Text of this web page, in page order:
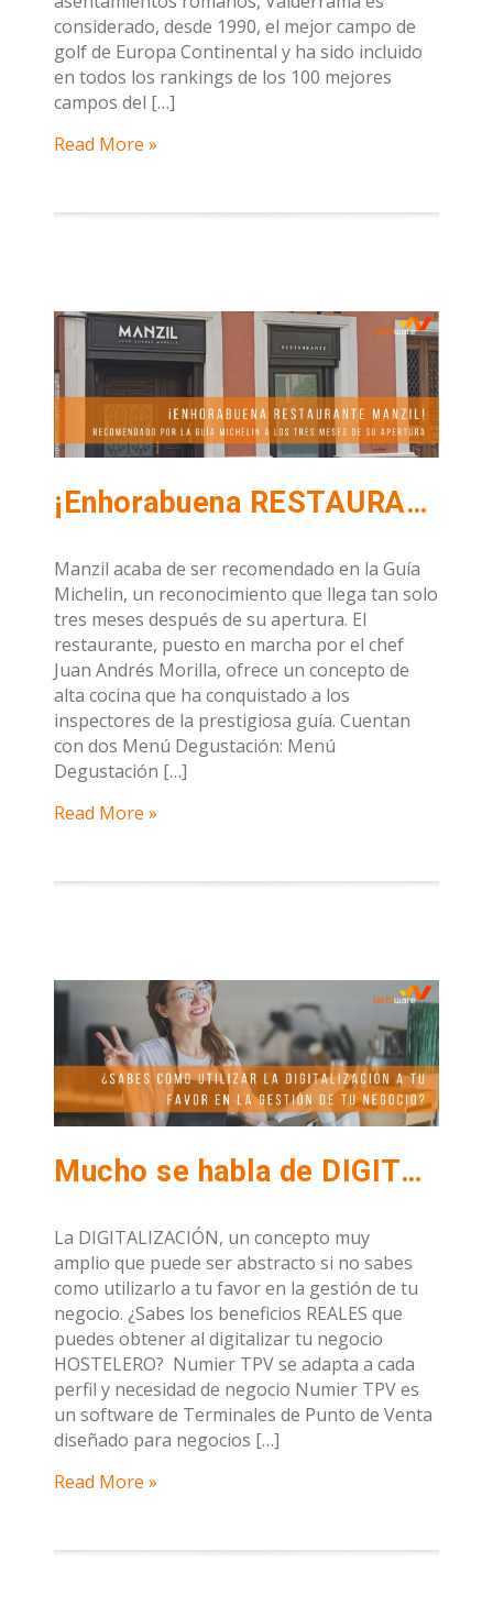
considerado, desde 1990, el mejor campo de
golf de Europa Continental y ha sido incluido
en todos los rankings de los 100 mejores
campos del […]
Read More »
¡Enhorabuena RESTAURANTE MANZIL por ser recomendado por la Guía Michelin a los tres meses de su apertura!
Manzil acaba de ser recomendado en la Guía
Michelin, un reconocimiento que llega tan solo
tres meses después de su apertura. El
restaurante, puesto en marcha por el chef
Juan Andrés Morilla, ofrece un concepto de
alta cocina que ha conquistado a los
inspectores de la prestigiosa guía. Cuentan
con dos Menú Degustación: Menú
Degustación […]
Read More »
Mucho se habla de DIGITALIZACIÓN pero, ¿Sabes como utilizarla a tu favor en la gestión de tu negocio?
La DIGITALIZACIÓN, un concepto muy
amplio que puede ser abstracto si no sabes
como utilizarlo a tu favor en la gestión de tu
negocio. ¿Sabes los beneficios REALES que
puedes obtener al digitalizar tu negocio
HOSTELERO? Numier TPV se adapta a cada
perfil y necesidad de negocio Numier TPV es
un software de Terminales de Punto de Venta
diseñado para negocios […]
Read More »